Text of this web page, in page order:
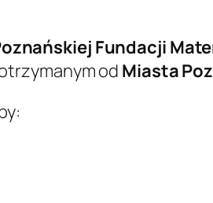
Fundacji
od Miasta